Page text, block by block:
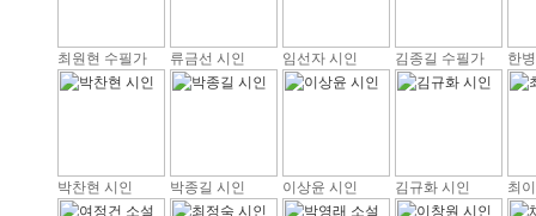
최원현 수필가 류금선 시인 임선자 시인 김종길 수필가 한
박찬현 시인 박종길 시인 이상윤 시인 김규화 시인 최